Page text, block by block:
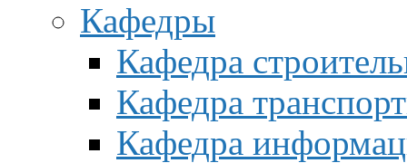
Кафедры
Кафедра
Кафедра
Кафедра